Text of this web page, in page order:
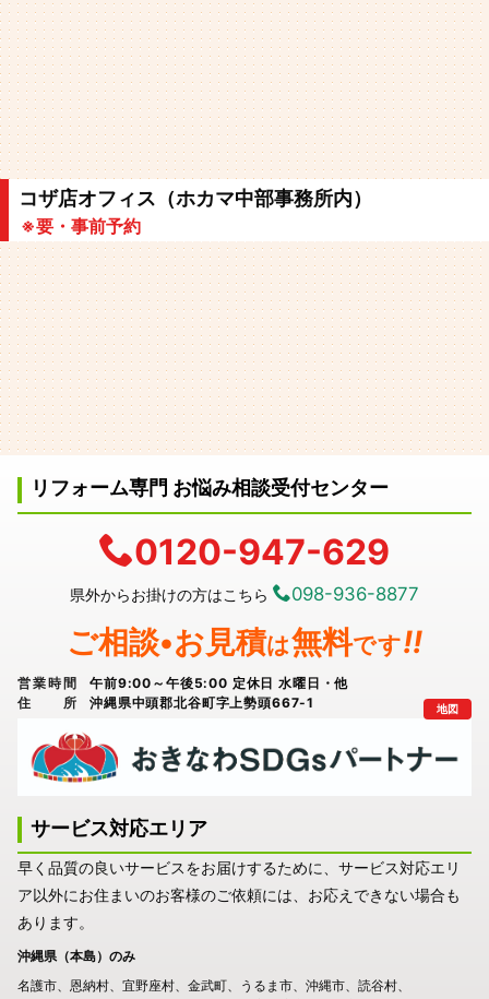
コザ店オフィス（ホカマ中部事務所内）
※要・事前予約
リフォーム専門 お悩み相談受付センター
0120-947-629
県外からお掛けの方はこちら 098-936-8877
ご相談•お見積は無料です!!
営業時間
午前9:00～午後5:00 定休日 水曜日・他
住所
沖縄県中頭郡北谷町字上勢頭667-1 地図
サービス対応エリア
早く品質の良いサービスをお届けするために、サービス対応エリ
ア以外にお住まいのお客様のご依頼には、お応えできない場合も
あります。
沖縄県（本島）のみ
名護市
恩納村 宜野座村 金武町 うるま市 沖縄市
読谷村